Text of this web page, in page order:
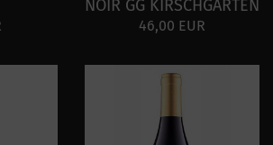
NOIR GG KIRSCHGARTEN
46,00 EUR